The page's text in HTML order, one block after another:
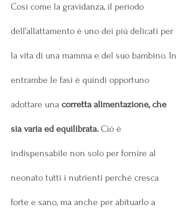
Così come la gravidanza, il periodo
dell’allattamento è uno dei più delicati per
la vita di una mamma e del suo bambino. In
entrambe le fasi è quindi opportuno
adottare una corretta alimentazione, che
sia varia ed equilibrata. Ciò è
indispensabile non solo per fornire al
neonato tutti i nutrienti perché cresca
forte e sano, ma anche per abituarlo a